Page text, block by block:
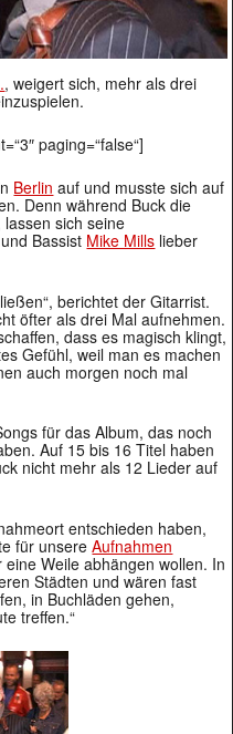
, weigert sich, mehr als drei
paging=“false“]
Berlin auf und musste sich auf
Denn während Buck die
sich seine
und Bassist Mike Mills lieber
berichtet der Gitarrist.
öfter als drei Mal aufnehmen.
dass es magisch klingt,
Gefühl, weil man es machen
auch morgen noch mal
für das Album, das noch
Auf 15 bis 16 Titel haben
nicht mehr als 12 Lieder auf
entschieden haben,
für unsereAufnahmen
Weile abhängen wollen. In
Städten und wären fast
in Buchläden gehen,
treffen.“